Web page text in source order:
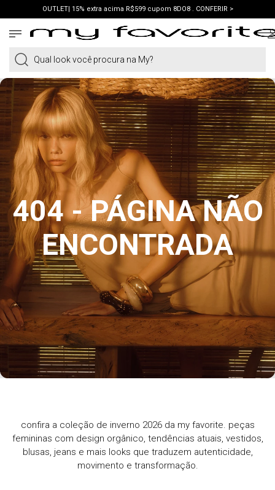
OUTLET| 15% extra acima R$599 cupom 8DO8 . CONFERIR >
PRIMEIRA COMPRA | ganhe 10% cupom WELCOME. VER LOOKS >
Qual look você procura na My?
404 - PÁGINA NÃO
ENCONTRADA
confira a coleção de inverno 2026 da my favorite. peças
femininas com design orgânico, tendências atuais, vestidos,
blusas, jeans e mais looks que traduzem autenticidade,
movimento e transformação.